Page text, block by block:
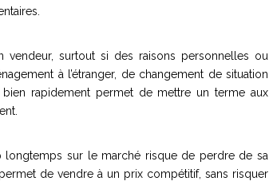
vendeur, surtout si des raisons personnelles ou
à l’étranger, de changement de situation
rapidement permet de mettre un terme aux
longtemps sur le marché risque de perdre de sa
de vendre à un prix compétitif, sans risquer